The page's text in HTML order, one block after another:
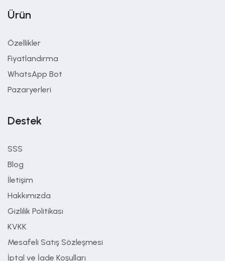
Ürün
Özellikler
Fiyatlandırma
WhatsApp Bot
Pazaryerleri
Destek
SSS
Blog
İletişim
Hakkımızda
Gizlilik Politikası
KVKK
Mesafeli Satış Sözleşmesi
İptal ve İade Koşulları